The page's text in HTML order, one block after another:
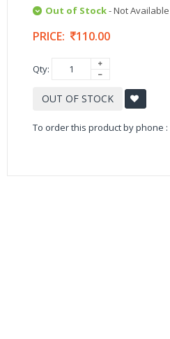
Out of Stock- Not Available
PRICE: 110.00
Qty:
OUT OF STOCK
To order this product by phone :